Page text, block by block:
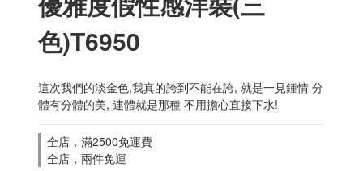
色)T6950
這次我們的淡金色,我真的誇到不能在誇, 就是一見鍾情 分
體有分體的美, 連體就是那種 不用擔心直接下水!
全店，滿2500免運費
全店，兩件免運